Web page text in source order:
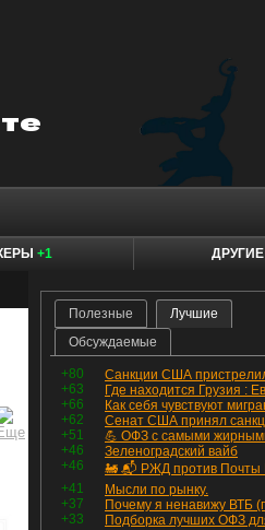
+1 ДРУГИЕ
Полезные
Лучшие
Обсуждаемые
+80
+63
+66
+62
+51
+46
Зеленоградский вайб
+46
+41
Мысли по рынку.
+37
+33